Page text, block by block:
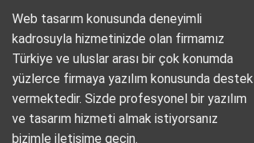
Web tasarım konusunda deneyimli
kadrosuyla hizmetinizde olan firmamız
Türkiye ve uluslar arası bir çok konumda
yüzlerce firmaya yazılım konusunda destek
vermektedir. Sizde profesyonel bir yazılım
ve tasarım hizmeti almak istiyorsanız
bizimle iletişime geçin.